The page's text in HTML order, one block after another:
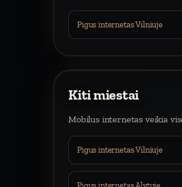
Pigus internetas Vilniuje
Kiti miestai
Mobilus internetas veikia
Pigus internetas Vilniuje